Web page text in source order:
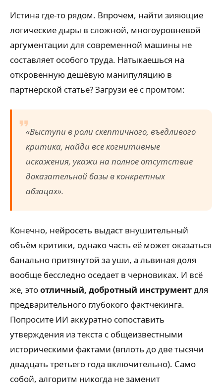
Истина где-то рядом. Впрочем, найти зияющие
логические дыры в сложной, многоуровневой
аргументации для современной машины не
составляет особого труда. Натыкаешься на
откровенную дешёвую манипуляцию в
партнёрской статье? Загрузи её с промтом:
«Выступи в роли скептичного, въедливого
критика, найди все когнитивные
искажения, укажи на полное отсутствие
доказательной базы в конкретных
абзацах».
Конечно, нейросеть выдаст внушительный
объём критики, однако часть её может оказаться
банально притянутой за уши, а львиная доля
вообще бесследно оседает в черновиках. И всё
же, этоотличный, добротный инструментдля
предварительного глубокого фактчекинга.
Попросите ИИ аккуратно сопоставить
утверждения из текста с общеизвестными
историческими фактами (вплоть до две тысячи
двадцать третьего года включительно). Само
собой, алгоритм никогда не заменит